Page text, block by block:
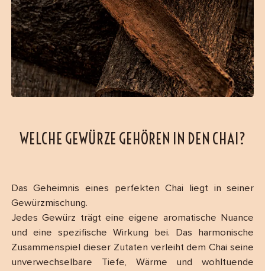
WELCHE GEWÜRZE GEHÖREN IN DEN CHAI?
Das Geheimnis eines perfekten Chai liegt in seiner
Gewürzmischung.
Jedes Gewürz trägt eine eigene aromatische Nuance
und eine spezifische Wirkung bei. Das harmonische
Zusammenspiel dieser Zutaten verleiht dem Chai seine
unverwechselbare Tiefe, Wärme und wohltuende